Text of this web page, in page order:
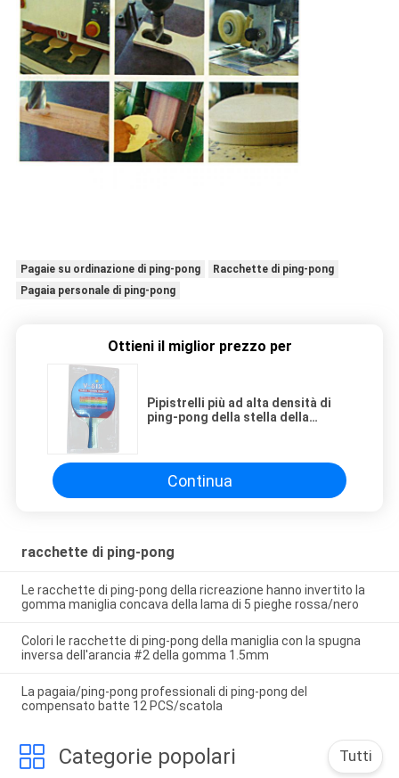
Pagaie su ordinazione di ping-pong
Racchette di ping-pong
Pagaia personale di ping-pong
Ottieni il miglior prezzo per
Pipistrelli più ad alta densità di
ping-pong della stella della
Continua
racchette di ping-pong
Le racchette di ping-pong della ricreazione hanno invertito la
gomma maniglia concava della lama di 5 pieghe rossa/nero
Colori le racchette di ping-pong della maniglia con la spugna
inversa dell'arancia #2 della gomma 1.5mm
La pagaia/ping-pong professionali di ping-pong del
compensato batte 12 PCS/scatola
Categorie popolari Tutti